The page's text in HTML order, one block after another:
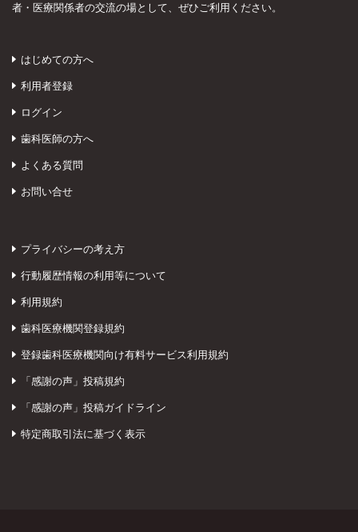
者・医療関係者の交流の場として、ぜひご利用ください。
はじめての方へ
利用者登録
ログイン
歯科医師の方へ
よくある質問
お問い合せ
プライバシーの考え方
行動履歴情報の利用等について
利用規約
歯科医療機関登録規約
登録歯科医療機関向け有料サービス利用規約
「感謝の声」投稿規約
「感謝の声」投稿ガイドライン
特定商取引法に基づく表示